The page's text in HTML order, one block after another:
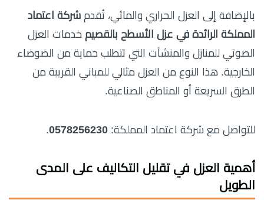
بالإضافة إلى العزل الحراري والمائي، تُقدم شركة اعتماد
المملكة الرائدة في عزل الأسطح بالقصيم خدمات العزل
الصوتي للمنازل والمنشآت التي تتطلب حماية من الضوضاء
الخارجية. هذا النوع من العزل مثالي للمباني القريبة من
الطرق السريعة أو المناطق الصناعية.
للتواصل مع شركة اعتماد المملكة: 0578256230
.
أهمية العزل في تقليل التكاليف على المدى
الطويل